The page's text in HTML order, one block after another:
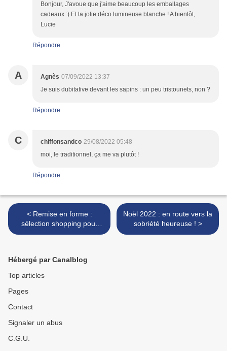
Bonjour, J'avoue que j'aime beaucoup les emballages
cadeaux :) Et la jolie déco lumineuse blanche ! A bientôt,
Lucie
Répondre
A Agnès 07/09/2022 13:37
Je suis dubitative devant les sapins : un peu tristounets, non ?
Répondre
C chiffonsandco 29/08/2022 05:48
moi, le traditionnel, ça me va plutôt !
Répondre
< Remise en forme :
sélection shopping pour
s'équiper joliment (fitness &
Noël 2022 : en route vers la
sobriété heureuse ! >
Hébergé par Canalblog
Top articles
Pages
Contact
Signaler un abus
C.G.U.